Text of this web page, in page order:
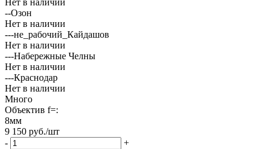
Нет в наличии
--Озон
Нет в наличии
---не_рабочий_Кайдашов
Нет в наличии
---Набережные Челны
Нет в наличии
---Краснодар
Нет в наличии
Много
Объектив f=:
8мм
9 150 руб./шт
-
+